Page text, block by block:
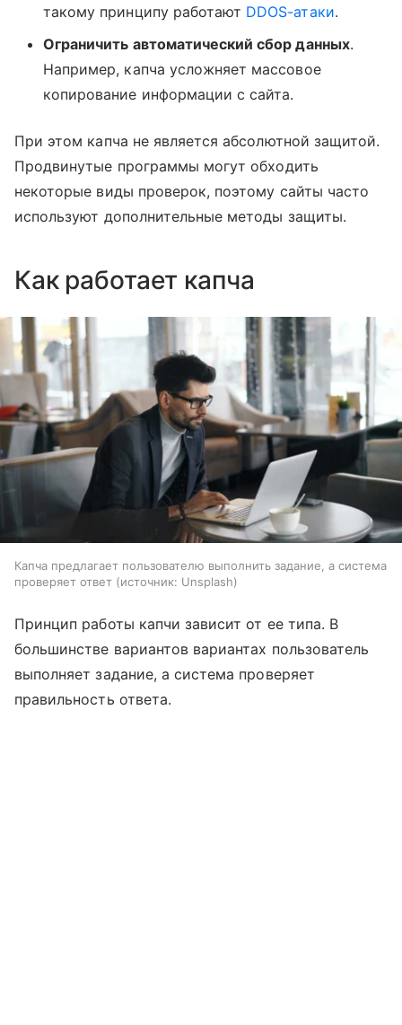
такому принципу работают DDOS-атаки.
Ограничить автоматический сбор данных.
Например, капча усложняет массовое
копирование информации с сайта.
При этом капча не является абсолютной защитой.
Продвинутые программы могут обходить
некоторые виды проверок, поэтому сайты часто
используют дополнительные методы защиты.
Как работает капча
Капча предлагает пользователю выполнить задание, а система
проверяет ответ
источник: Unsplash
Принцип работы капчи зависит от ее типа. В
большинстве вариантов вариантах пользователь
выполняет задание, а система проверяет
правильность ответа.